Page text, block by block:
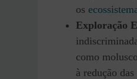
os
Exploração
como
à redução